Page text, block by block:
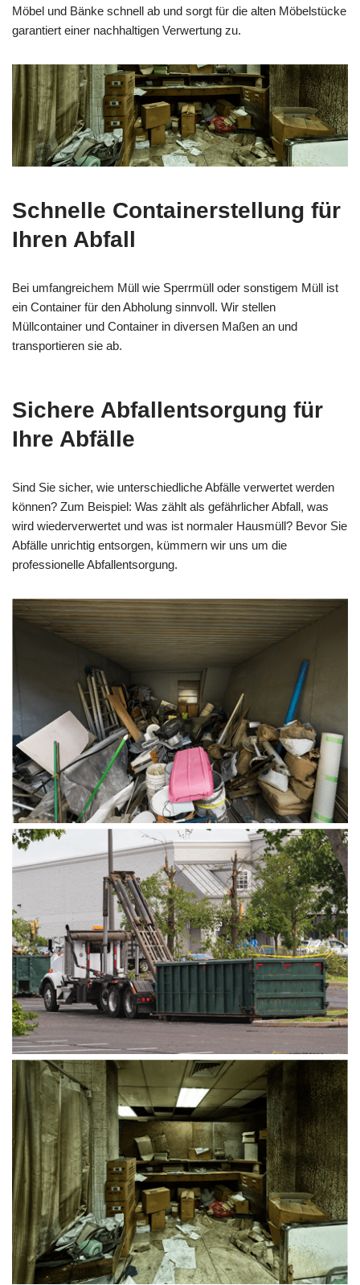
Möbel und Bänke schnell ab und sorgt für die alten Möbelstücke
garantiert einer nachhaltigen Verwertung zu.
Schnelle Containerstellung für
Ihren Abfall
Bei umfangreichem Müll wie Sperrmüll oder sonstigem Müll ist
ein Container für den Abholung sinnvoll. Wir stellen
Müllcontainer und Container in diversen Maßen an und
transportieren sie ab.
Sichere Abfallentsorgung für
Ihre Abfälle
Sind Sie sicher, wie unterschiedliche Abfälle verwertet werden
können? Zum Beispiel: Was zählt als gefährlicher Abfall, was
wird wiederverwertet und was ist normaler Hausmüll? Bevor Sie
Abfälle unrichtig entsorgen, kümmern wir uns um die
professionelle Abfallentsorgung.